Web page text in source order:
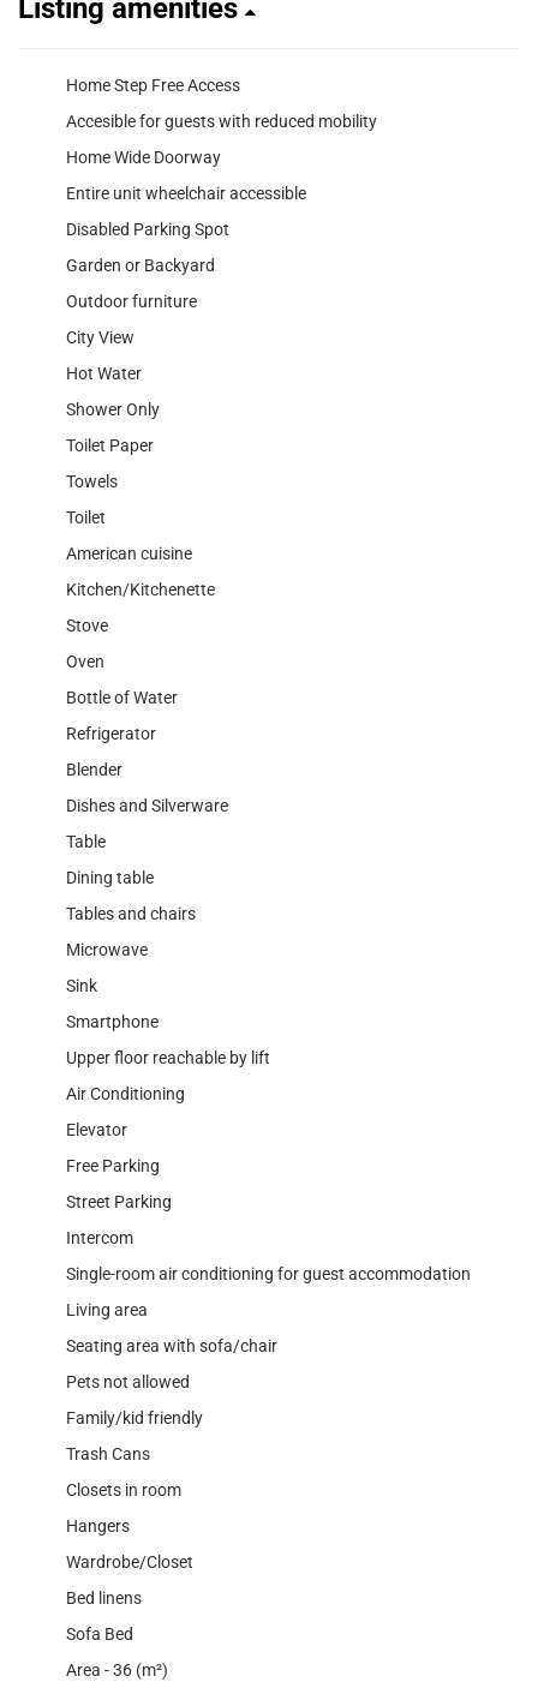
Listing amenities
Home Step Free Access
Accesible for guests with reduced mobility
Home Wide Doorway
Entire unit wheelchair accessible
Disabled Parking Spot
Garden or Backyard
Outdoor furniture
City View
Hot Water
Shower Only
Toilet Paper
Towels
Toilet
American cuisine
Kitchen/Kitchenette
Stove
Oven
Bottle of Water
Refrigerator
Blender
Dishes and Silverware
Table
Dining table
Tables and chairs
Microwave
Sink
Smartphone
Upper floor reachable by lift
Air Conditioning
Elevator
Free Parking
Street Parking
Intercom
Single-room air conditioning for guest accommodation
Living area
Seating area with sofa/chair
Pets not allowed
Family/kid friendly
Trash Cans
Closets in room
Hangers
Wardrobe/Closet
Bed linens
Sofa Bed
Area - 36 (m²)